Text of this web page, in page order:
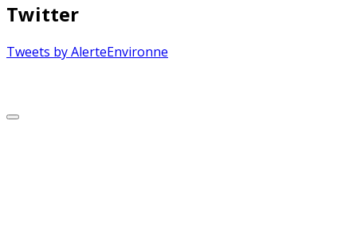
Twitter
Tweets by AlerteEnvironne
Scroll